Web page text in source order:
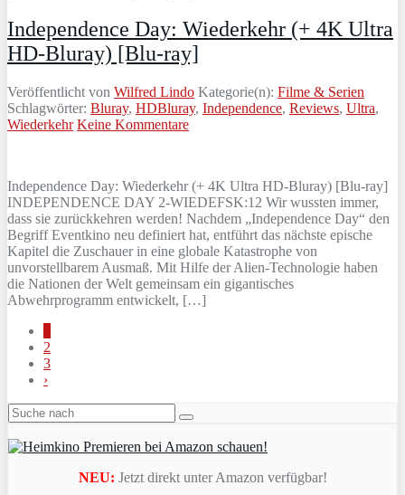
Independence Day: Wiederkehr (+ 4K Ultra
HD-Bluray) [Blu-ray]
Veröffentlicht von Wilfred Lindo Kategorie(n): Filme & Serien
Schlagwörter: Bluray, HDBluray, Independence, Reviews, Ultra,
Wiederkehr Keine Kommentare
Independence Day: Wiederkehr (+ 4K Ultra HD-Bluray) [Blu-ray]
INDEPENDENCE DAY 2-WIEDEFSK:12 Wir wussten immer,
dass sie zurückkehren werden! Nachdem „Independence Day“ den
Begriff Eventkino neu definiert hat, entführt das nächste epische
Kapitel die Zuschauer in eine globale Katastrophe von
unvorstellbarem Ausmaß. Mit Hilfe der Alien-Technologie haben
die Nationen der Welt gemeinsam ein gigantisches
Abwehrprogramm entwickelt, […]
2
3
›
NEU: Jetzt direkt unter Amazon verfügbar!